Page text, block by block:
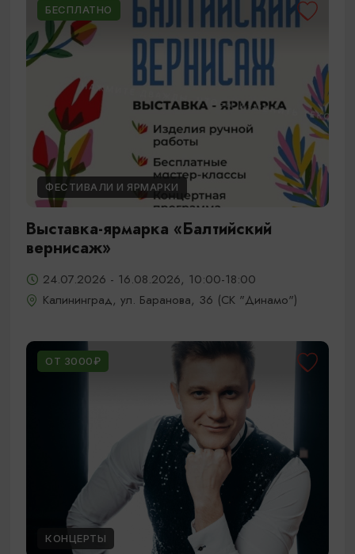
БЕСПЛАТНО
ФЕСТИВАЛИ И ЯРМАРКИ
Выставка-ярмарка «Балтийский
вернисаж»
24.07.2026 - 16.08.2026, 10:00-18:00
Калининград, ул. Баранова, 36 (СК "Динамо")
ОТ 3000₽
КОНЦЕРТЫ